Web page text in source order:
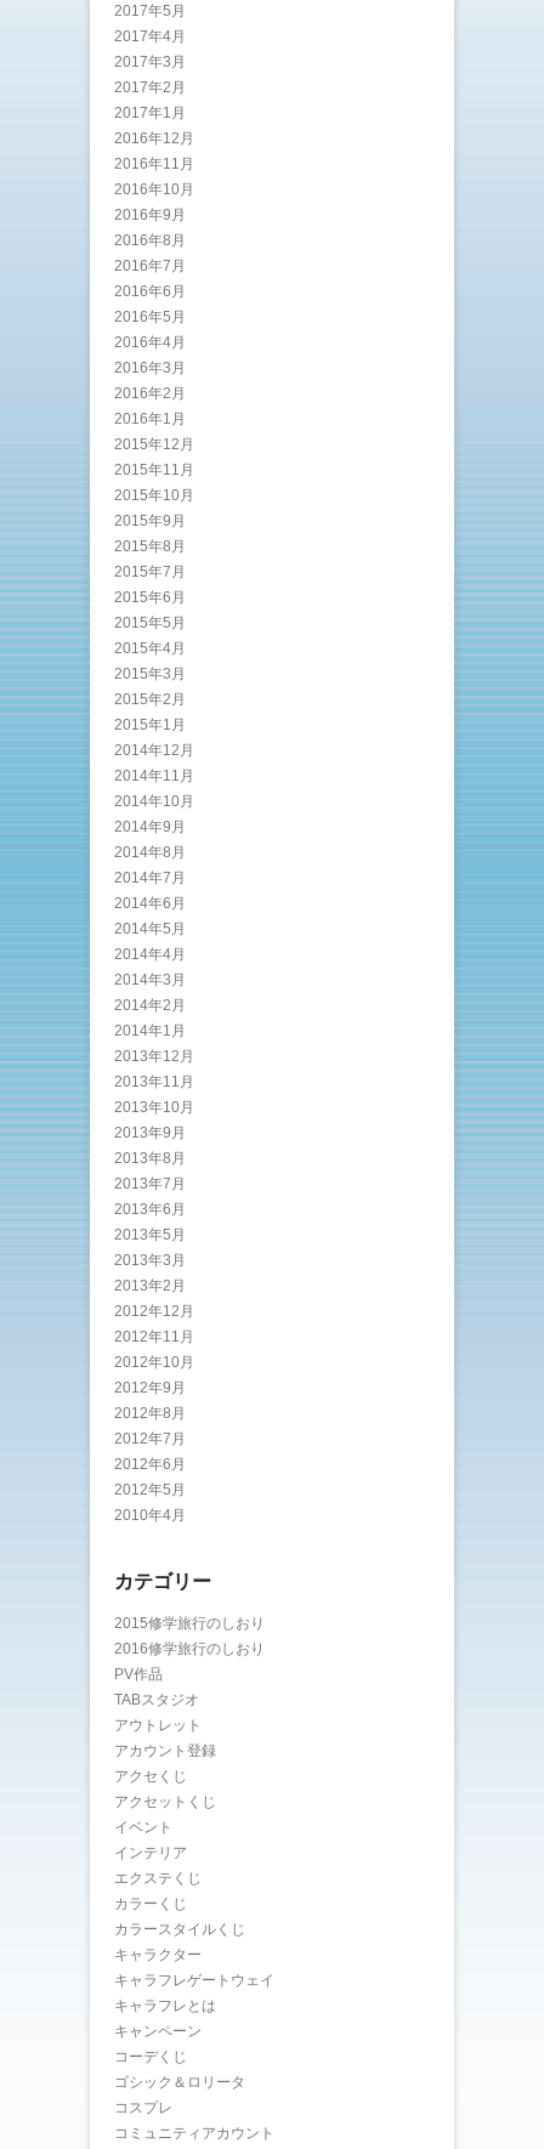
2017年5月
2017年4月
2017年3月
2017年2月
2017年1月
2016年12月
2016年11月
2016年10月
2016年9月
2016年8月
2016年7月
2016年6月
2016年5月
2016年4月
2016年3月
2016年2月
2016年1月
2015年12月
2015年11月
2015年10月
2015年9月
2015年8月
2015年7月
2015年6月
2015年5月
2015年4月
2015年3月
2015年2月
2015年1月
2014年12月
2014年11月
2014年10月
2014年9月
2014年8月
2014年7月
2014年6月
2014年5月
2014年4月
2014年3月
2014年2月
2014年1月
2013年12月
2013年11月
2013年10月
2013年9月
2013年8月
2013年7月
2013年6月
2013年5月
2013年3月
2013年2月
2012年12月
2012年11月
2012年10月
2012年9月
2012年8月
2012年7月
2012年6月
2012年5月
2010年4月
カテゴリー
2015修学旅行のしおり
2016修学旅行のしおり
PV作品
TABスタジオ
アウトレット
アカウント登録
アクセくじ
アクセットくじ
イベント
インテリア
エクステくじ
カラーくじ
カラースタイルくじ
キャラクター
キャラフレゲートウェイ
キャラフレとは
キャンペーン
コーデくじ
ゴシック＆ロリータ
コスプレ
コミュニティアカウント